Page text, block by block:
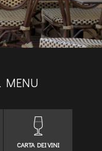
MENU
CARTA DEI VINI